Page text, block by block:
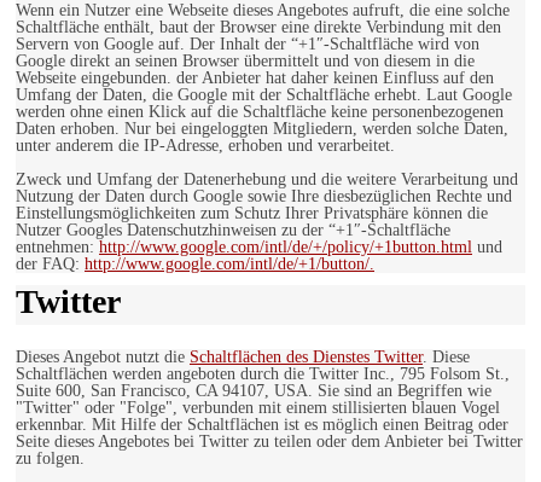
Wenn ein Nutzer eine Webseite dieses Angebotes aufruft, die eine solche
Schaltfläche enthält, baut der Browser eine direkte Verbindung mit den
Servern von Google auf. Der Inhalt der “+1″-Schaltfläche wird von
Google direkt an seinen Browser übermittelt und von diesem in die
Webseite eingebunden. der Anbieter hat daher keinen Einfluss auf den
Umfang der Daten, die Google mit der Schaltfläche erhebt. Laut Google
werden ohne einen Klick auf die Schaltfläche keine personenbezogenen
Daten erhoben. Nur bei eingeloggten Mitgliedern, werden solche Daten,
unter anderem die IP-Adresse, erhoben und verarbeitet.
Zweck und Umfang der Datenerhebung und die weitere Verarbeitung und
Nutzung der Daten durch Google sowie Ihre diesbezüglichen Rechte und
Einstellungsmöglichkeiten zum Schutz Ihrer Privatsphäre können die
Nutzer Googles Datenschutzhinweisen zu der “+1″-Schaltfläche
entnehmen: http://www.google.com/intl/de/+/policy/+1button.html und
der FAQ: http://www.google.com/intl/de/+1/button/.
Twitter
Dieses Angebot nutzt die Schaltflächen des Dienstes Twitter. Diese
Schaltflächen werden angeboten durch die Twitter Inc., 795 Folsom St.,
Suite 600, San Francisco, CA 94107, USA. Sie sind an Begriffen wie
"Twitter" oder "Folge", verbunden mit einem stillisierten blauen Vogel
erkennbar. Mit Hilfe der Schaltflächen ist es möglich einen Beitrag oder
Seite dieses Angebotes bei Twitter zu teilen oder dem Anbieter bei Twitter
zu folgen.